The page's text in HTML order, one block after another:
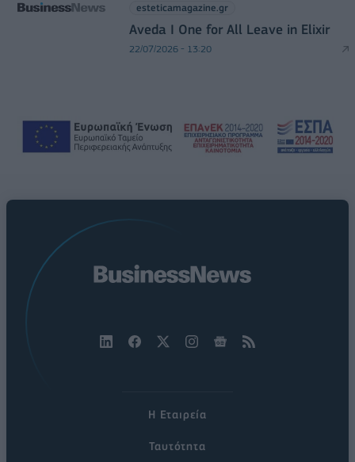
esteticamagazine.gr
Aveda I One for All Leave in Elixir
22/07/2026 - 13:20
Η Εταιρεία
Ταυτότητα